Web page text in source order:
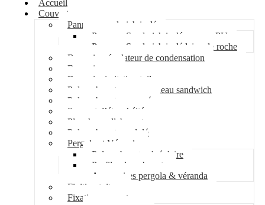
Accueil
Couverture
Panneau sandwich isolé
Panneau Sandwich isolé mousse PU
Panneau Sandwich isolé laine de roche
Bac acier régulateur de condensation
Bac acier sec
Bac acier imitation tuile
Polycarbonate pour panneau sandwich
Polycarbonate nervuré
Support d’étanchéité
Plancher collaborant
Polycarbonate ondulé
Pergola et Véranda
Polycarbonate alvéolaire
Profil polycarbonate
Accessoires pergola & véranda
Finition toiture
Fixation couverture